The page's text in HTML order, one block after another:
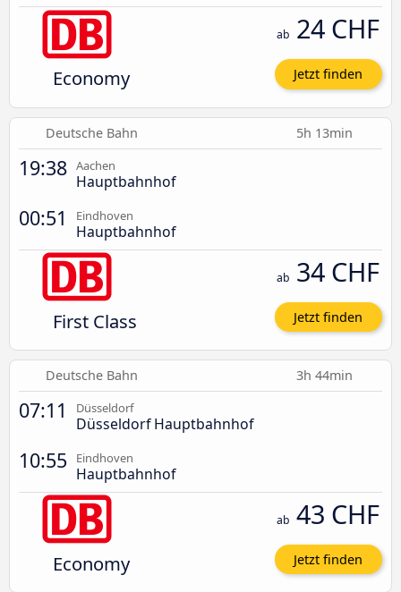
Economy
ab 24 CHF
Jetzt finden
Deutsche Bahn 5h 13min
19:38 Aachen
Hauptbahnhof
00:51 Eindhoven
Hauptbahnhof
First Class
ab 34 CHF
Jetzt finden
Deutsche Bahn 3h 44min
07:11 Düsseldorf
Düsseldorf Hauptbahnhof
10:55 Eindhoven
Hauptbahnhof
Economy
ab 43 CHF
Jetzt finden